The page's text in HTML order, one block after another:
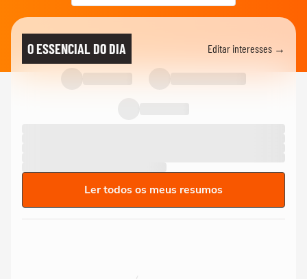
O ESSENCIAL DO DIA Editar interesses →
Ler todos os meus resumos